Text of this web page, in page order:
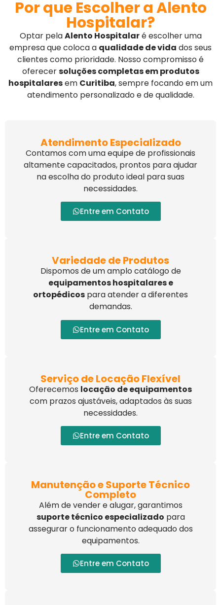
Por que Escolher a Alento
Hospitalar?
Optar pelaAlento Hospitalaré escolher uma
empresa que coloca a qualidade de vida dos seus
clientes como prioridade. Nosso compromisso é
oferecersoluções completas em produtos
hospitalaresem Curitiba, sempre focando em um
atendimento personalizado e de qualidade.
Atendimento Especializado
Contamos com uma equipe de profissionais
altamente capacitados, prontos para ajudar
na escolha do produto ideal para suas
necessidades.
Entre em Contato
Variedade de Produtos
Dispomos de um amplo catálogo de
equipamentos hospitalares e
ortopédicos para atender a diferentes
demandas.
Entre em Contato
Serviço de Locação Flexível
Oferecemos locação de equipamentos
com prazos ajustáveis, adaptados às suas
necessidades.
Entre em Contato
Manutenção e Suporte Técnico
Completo
Além de vender e alugar, garantimos
suporte técnico especializado para
assegurar o funcionamento adequado dos
equipamentos.
Entre em Contato